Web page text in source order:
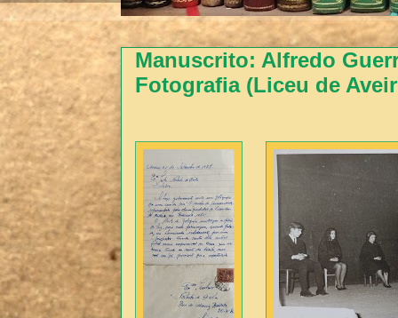
Manuscrito: Alfredo
Fotografia (Liceu de